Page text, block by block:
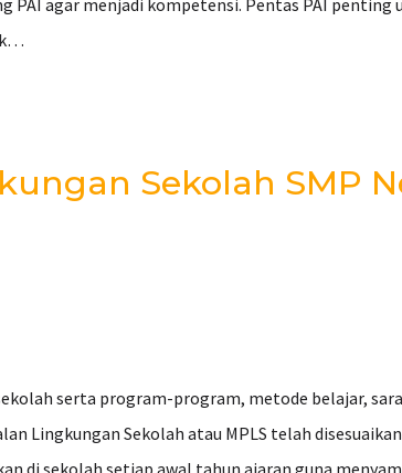
Sekolah SMP
serta program-program, metode belajar,
Lingkungan Sekolah atau MPLS telah
di sekolah setiap awal tahun ajaran guna